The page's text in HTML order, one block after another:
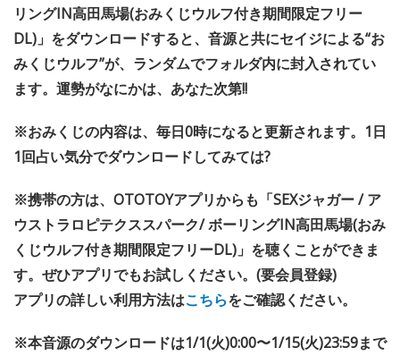
リングIN高田馬場(おみくじウルフ付き期間限定フリー
DL)」をダウンロードすると、音源と共にセイジによる“お
みくじウルフ”が、ランダムでフォルダ内に封入されてい
ます。運勢がなにかは、あなた次第!!
※おみくじの内容は、毎日0時になると更新されます。1日
1回占い気分でダウンロードしてみては?
※携帯の方は、OTOTOYアプリからも「SEXジャガー / ア
ウストラロピテクススパーク/ ボーリングIN高田馬場(おみ
くじウルフ付き期間限定フリーDL)」を聴くことができま
す。ぜひアプリでもお試しください。(要会員登録)
アプリの詳しい利用方法はこちらをご確認ください。
※本音源のダウンロードは1/1(火)0:00〜1/15(火)23:59まで